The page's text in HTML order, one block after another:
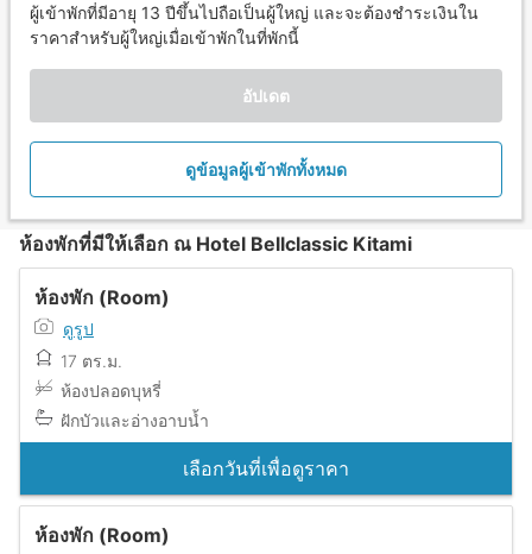
ผู้เข้าพักที่มีอายุ 13 ปีขึ้นไปถือเป็นผู้ใหญ่ และจะต้องชำระเงินใน
ราคาสำหรับผู้ใหญ่เมื่อเข้าพักในที่พักนี้
อัปเดต
ดูข้อมูลผู้เข้าพักทั้งหมด
ห้องพักที่มีให้เลือก ณ Hotel Bellclassic Kitami
ห้องพัก (Room)
ดูรูป
17 ตร.ม.
ห้องปลอดบุหรี่
ฝักบัวและอ่างอาบน้ำ
เลือกวันที่เพื่อดูราคา
ห้องพัก (Room)